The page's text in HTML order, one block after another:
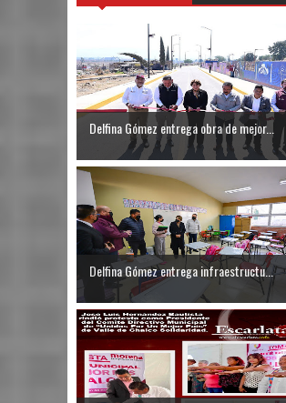
Delfina Gómez entrega obra de mejor...
Delfina Gómez entrega infraestructu...